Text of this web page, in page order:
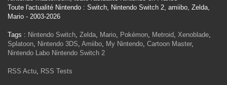
Toute l'actualité Nintendo : Switch, Nintendo Switch 2, amiibo, Zelda,
Mario - 2003-2026
Tags : Nintendo Switch, Zelda, Mario, Pokémon, Metroid, Xenoblade,
Splatoon, Nintendo 3DS, Amiibo, My Nintendo, Cartoon Master,
Nintendo Labo Nintendo Switch 2
RSS Actu, RSS Tests